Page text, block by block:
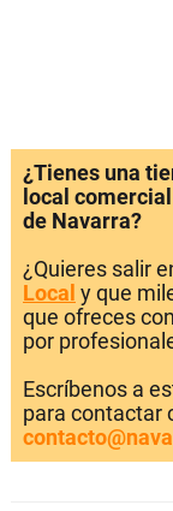
¿Tienes una
local
de Navarra?
¿Quieres salir
Local y que
que ofreces
por
Escríbenos a
para contactar